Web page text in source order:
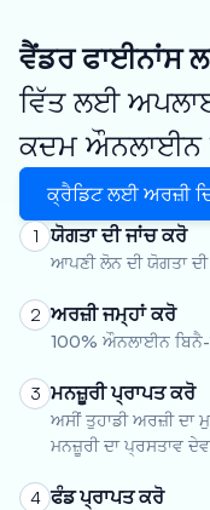
ਵੈਂਡਰ ਫਾਈਨਾਂਸ
ਵਿੱਤ ਲਈ
ਕਦਮ ਔਨਲਾਈਨ
ਕ੍ਰੈਡਿਟ ਲਈ ਅਰਜ਼ੀ
1 ਯੋਗਤਾ ਦੀ ਜਾਂਚ ਕਰੋ
ਆਪਣੀ ਲੋਨ ਦੀ ਯੋਗਤਾ
2 ਅਰਜ਼ੀ ਜਮ੍ਹਾਂ ਕਰੋ
100% ਔਨਲਾਈਨ
3 ਮਨਜ਼ੂਰੀ ਪ੍ਰਾਪਤ ਕਰੋ
ਅਸੀਂ ਤੁਹਾਡੀ ਅਰਜ਼ੀ
ਮਨਜ਼ੂਰੀ ਦਾ ਪ੍ਰਸਤਾਵ
4 ਫੰਡ ਪ੍ਰਾਪਤ ਕਰੋ